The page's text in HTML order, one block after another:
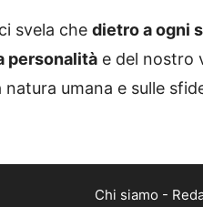
svela che dietro a ogni
personalità e del nostro
umana e sulle
Chi siamo -